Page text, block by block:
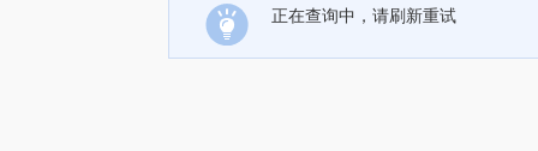
正在查询中，请刷新重试